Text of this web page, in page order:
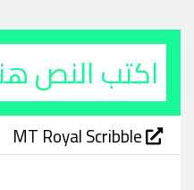
MT Royal Scribble